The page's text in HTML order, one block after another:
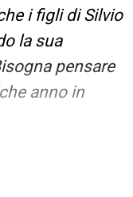
i figli di Silvio
la sua
pensare
anno in
chiunque